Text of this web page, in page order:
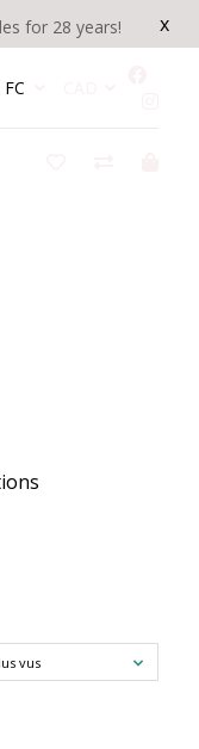
x
for 28 years!
FC
vus